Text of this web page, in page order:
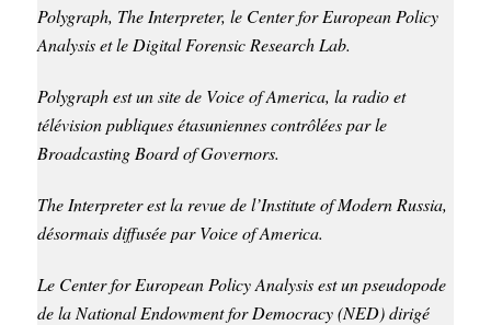
Polygraph, The Interpreter, le Center for European Policy
Analysis et le Digital Forensic Research Lab.
Polygraph est un site de Voice of America, la radio et
télévision publiques étasuniennes contrôlées par le
Broadcasting Board of Governors.
The Interpreter est la revue de l’Institute of Modern Russia,
désormais diffusée par Voice of America.
Le Center for European Policy Analysis est un pseudopode
de la National Endowment for Democracy (NED) dirigé